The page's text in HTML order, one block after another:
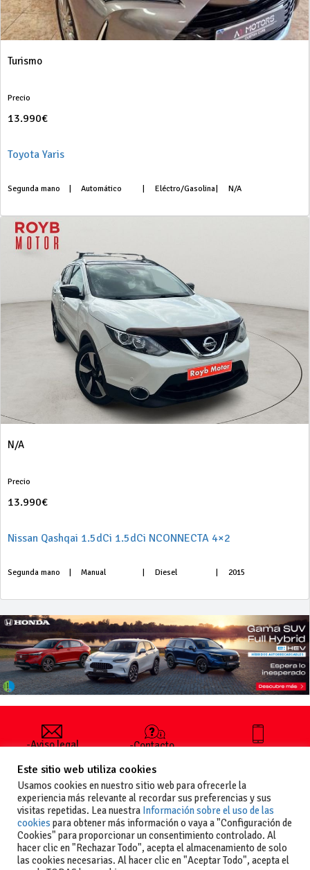
Turismo
Precio
13.990€
Toyota Yaris
Segunda mano Automático Eléctro/Gasolina N/A
N/A
Precio
13.990€
Nissan Qashqai 1.5dCi 1.5dCi NCONNECTA 4×2
Segunda mano Manual Diesel 2015
-Aviso legal
generales
de uso
-Política de
privacidad
-Política de
cookies
-Contacto
publicar un
anuncio
-Vende+
+34 627 35
Este sitio web utiliza cookies
Usamos cookies en nuestro sitio web para ofrecerle la
experiencia más relevante al recordar sus preferencias y sus
visitas repetidas. Lea nuestra Información sobre el uso de las
cookies para obtener más información o vaya a "Configuración de
Cookies" para proporcionar un consentimiento controlado. Al
hacer clic en "Rechazar Todo", acepta el almacenamiento de solo
las cookies necesarias. Al hacer clic en "Aceptar Todo", acepta el